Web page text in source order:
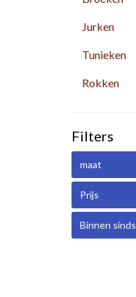
Jurken
Tunieken
Rokken
Filters
maat
Prijs
Binnen sinds